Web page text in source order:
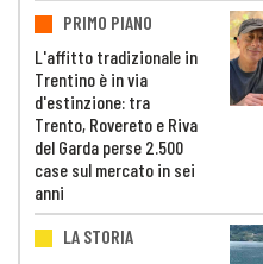
PRIMO PIANO
L'affitto tradizionale in
Trentino è in via
d'estinzione: tra
Trento, Rovereto e Riva
del Garda perse 2.500
case sul mercato in sei
anni
LA STORIA